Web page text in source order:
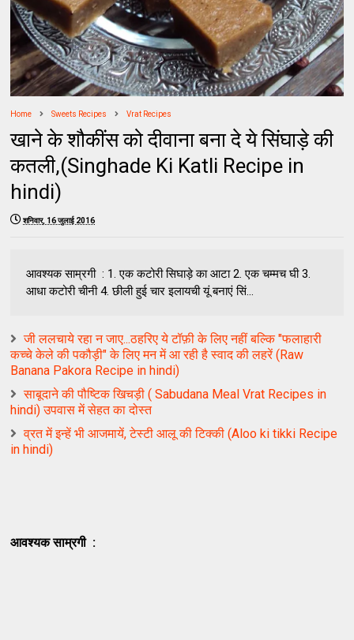
Home Sweets Recipes Vrat Recipes
खाने के शौकींस को दीवाना बना दे ये सिंघाड़े की
कतली,(Singhade Ki Katli Recipe in
hindi)
शनिवार, 16 जुलाई 2016
आवश्यक साम्रगी : 1. एक कटोरी सिघाड़े का आटा 2. एक चम्मच घी 3.
आधा कटोरी चीनी 4. छीली हुई चार इलायची यूं बनाएं सिं...
जी ललचाये रहा न जाए...ठहरिए ये टॉफ़ी के लिए नहीं बल्कि "फलाहारी
कच्चे केले की पकौड़ी" के लिए मन में आ रही है स्वाद की लहरें (Raw
Banana Pakora Recipe in hindi)
साबूदाने की पौष्टिक खिचड़ी ( Sabudana Meal Vrat Recipes in
hindi) उपवास में सेहत का दोस्त
व्रत में इन्हें भी आजमायें, टेस्टी आलू की टिक्की (Aloo ki tikki Recipe
in hindi)
आवश्यक साम्रगी :